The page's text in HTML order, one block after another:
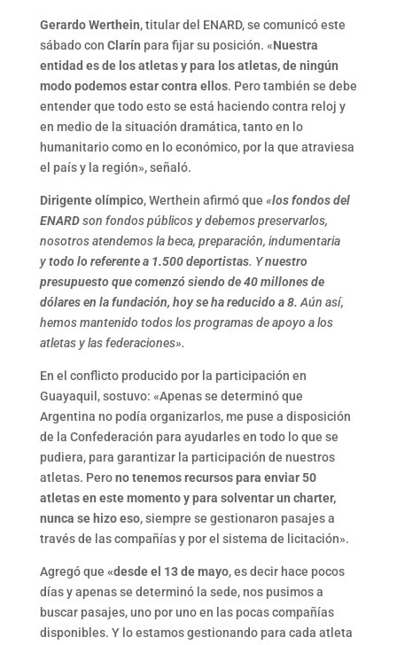
Gerardo Werthein, titular del ENARD, se comunicó este
sábado con Clarín para fijar su posición. «Nuestra
entidad es de los atletas y para los atletas, de ningún
modo podemos estar contra ellos. Pero también se debe
entender que todo esto se está haciendo contra reloj y
en medio de la situación dramática, tanto en lo
humanitario como en lo económico, por la que atraviesa
el país y la región», señaló.
Dirigente olímpico, Werthein afirmó que «los fondos del
ENARDson fondos públicos y debemos preservarlos,
nosotros atendemos la beca, preparación, indumentaria
ytodo lo referente a 1.500 deportistas. Ynuestro
presupuesto que comenzó siendo de 40 millones de
dólares en la fundación, hoy se ha reducido a 8. Aún así,
hemos mantenido todos los programas de apoyo a los
atletas y las federaciones».
En el conflicto producido por la participación en
Guayaquil, sostuvo: «Apenas se determinó que
Argentina no podía organizarlos, me puse a disposición
de la Confederación para ayudarles en todo lo que se
pudiera, para garantizar la participación de nuestros
atletas. Perono tenemos recursos para enviar 50
atletas en este momento y para solventar un charter,
nunca se hizo eso, siempre se gestionaron pasajes a
través de las compañías y por el sistema de licitación».
Agregó que «desde el 13 de mayo, es decir hace pocos
días y apenas se determinó la sede, nos pusimos a
buscar pasajes, uno por uno en las pocas compañías
disponibles. Y lo estamos gestionando para cada atleta